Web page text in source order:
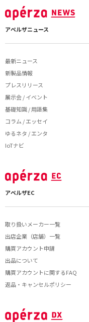
アペルザニュース
最新ニュース
新製品情報
プレスリリース
展示会 / イベント
基礎知識 / 用語集
コラム / エッセイ
ゆるネタ / エンタ
IoTナビ
アペルザEC
取り扱いメーカー一覧
出店企業（店舗）一覧
購買アカウント申請
出品について
購買アカウントに関するFAQ
返品・キャンセルポリシー